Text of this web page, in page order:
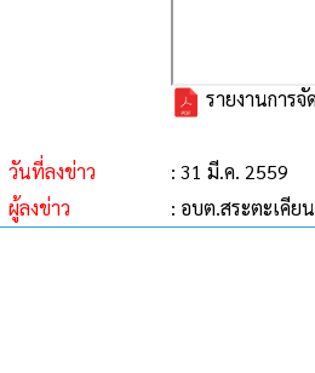
รายงานการ
วันที่ลงข่าว
: 31 มี.ค. 2559
ผู้ลงข่าว
: อบต.สระตะเคียน